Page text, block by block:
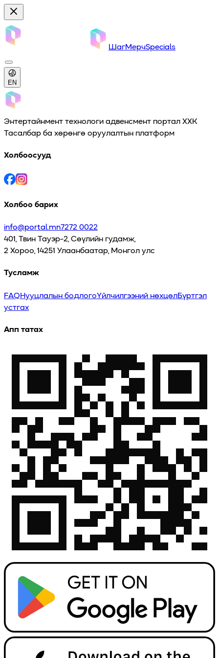
ШагМерчSpecials
EN
Энтертайнмент технологи адвенсмент портал ХХК
Тасалбар ба хөрөнгө оруулалтын платформ
Холбоосууд
Холбоо барих
info@portal.mn7272 0022
401, Твин Тауэр-2, Сөүлийн гудамж,
2 Хороо, 14251 Улаанбаатар, Монгол улс
Тусламж
FAQНууцлалын бодлогоҮйлчилгээний нөхцөлБүртгэл
устгах
Апп татах